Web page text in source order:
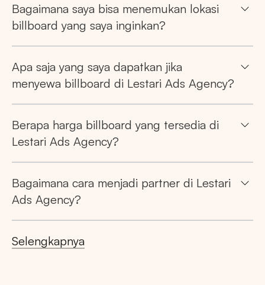
Pencarian
Bagaimana saya bisa menemukan lokasi
billboard yang saya inginkan?
Apa saja yang saya dapatkan jika
menyewa billboard di Lestari Ads Agency?
Berapa harga billboard yang tersedia di
Lestari Ads Agency?
Bagaimana cara menjadi partner di Lestari
Ads Agency?
Selengkapnya